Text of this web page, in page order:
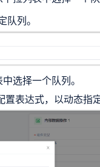
列。
选择一个队列。
置表达式，以动态指